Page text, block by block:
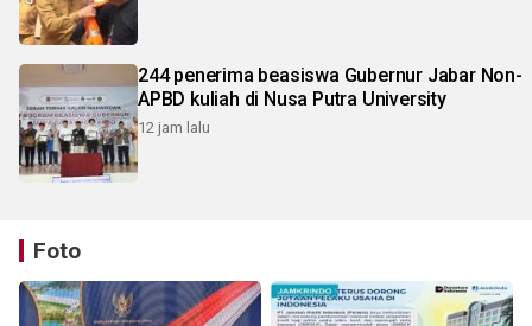
244 penerima beasiswa Gubernur Jabar Non-
APBD kuliah di Nusa Putra University
12 jam lalu
Foto